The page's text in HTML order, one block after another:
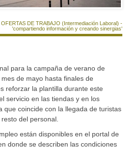
DE TRABAJO (Intermediación Laboral) -
'compartiendo información y creando sinergias'
para la campaña de verano de
de mayo hasta finales de
reforzar la plantilla durante este
servicio en las tiendas y en los
que coincide con la llegada de turistas
del personal.
están disponibles en el portal de
donde se describen las condiciones